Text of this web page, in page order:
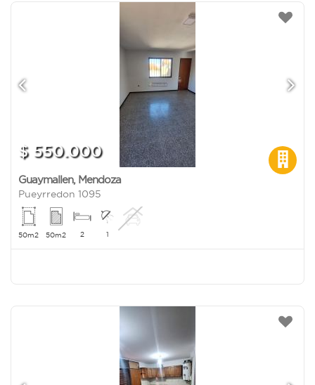
$ 550.000
Guaymallen, Mendoza
Pueyrredon 1095
50m2 50m2 2 1